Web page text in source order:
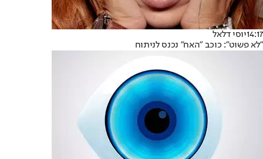
14:17יוסי דלאל
"לא פשוט": כוכב "האח" נכנס לניתוח